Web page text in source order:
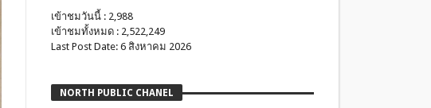
เข้าชมวันนี้ : 2,988
เข้าชมทั้งหมด : 2,522,249
Last Post Date: 6 สิงหาคม 2026
NORTH PUBLIC CHANEL